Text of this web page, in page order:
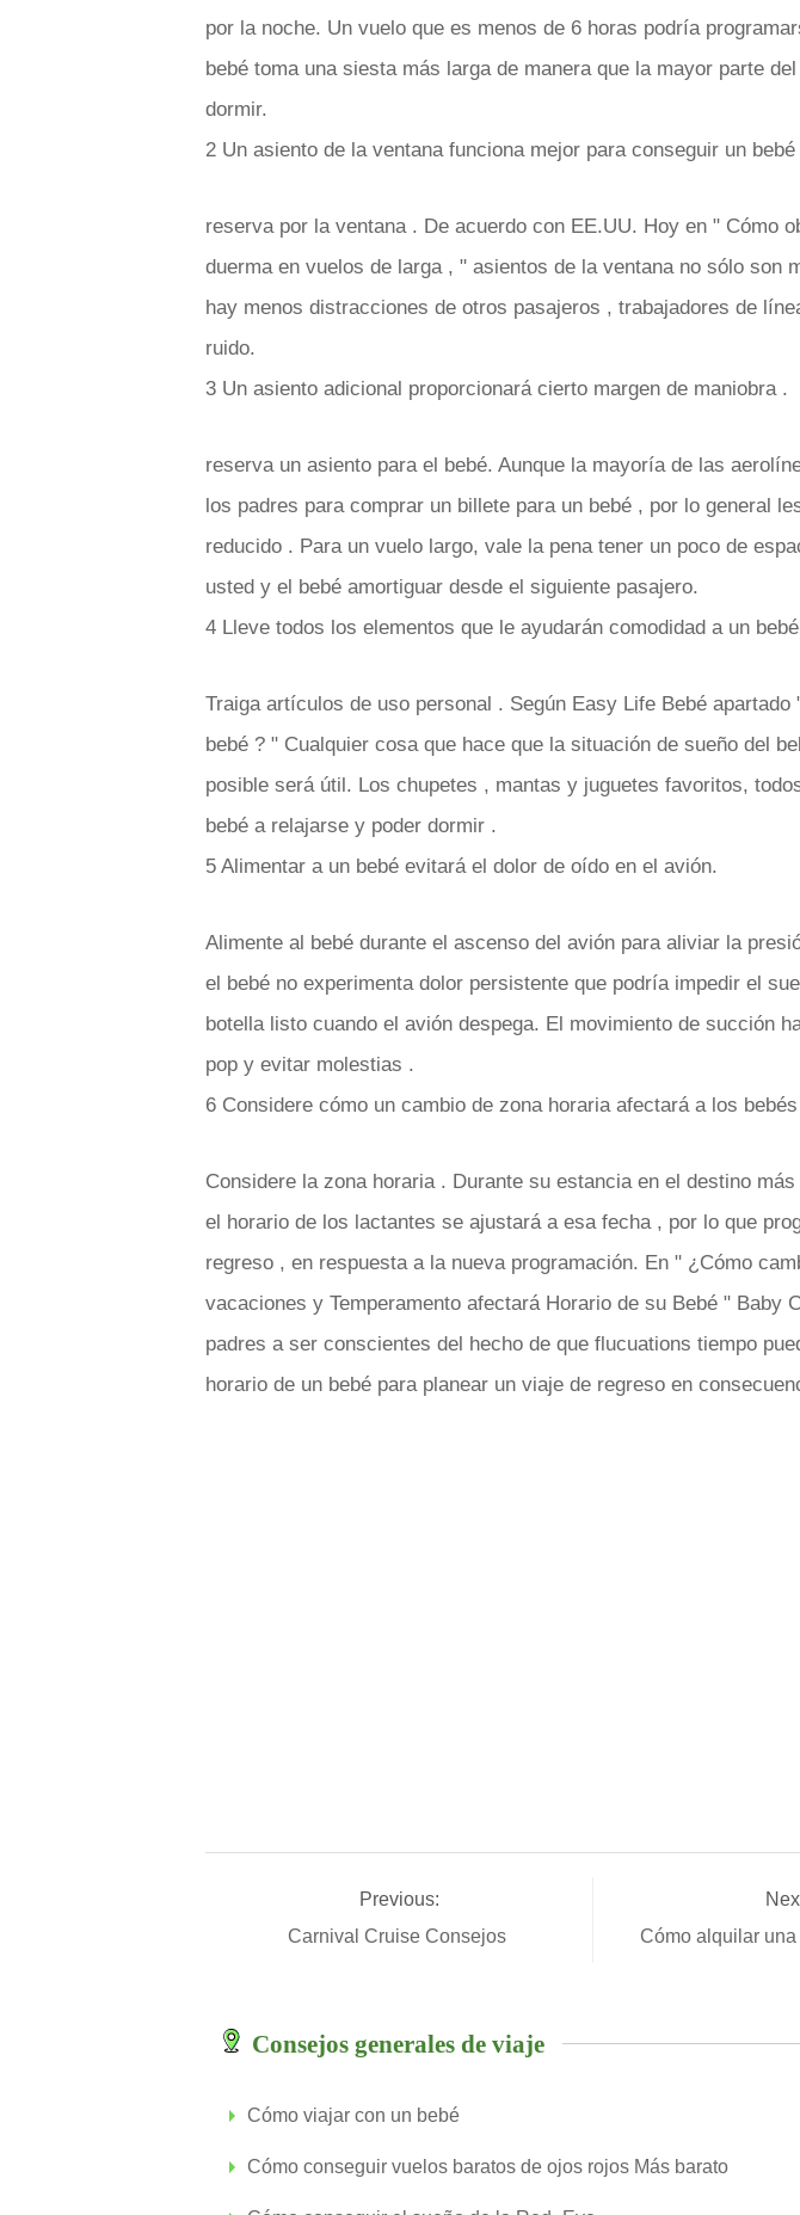
por la noche. Un vuelo que es menos de 6 horas podría
bebé toma una siesta más larga de manera que la mayor parte
dormir.
2 Un asiento de la ventana funciona mejor para conseguir un
reserva por la ventana . De acuerdo con EE.UU. Hoy en " Cómo
duerma en vuelos de larga , " asientos de la ventana no sólo son
hay menos distracciones de otros pasajeros , trabajadores de
ruido.
3 Un asiento adicional proporcionará cierto margen de maniobra .
reserva un asiento para el bebé. Aunque la mayoría de las
los padres para comprar un billete para un bebé , por lo general
reducido . Para un vuelo largo, vale la pena tener un poco de
usted y el bebé amortiguar desde el siguiente pasajero.
4 Lleve todos los elementos que le ayudarán comodidad a un
Traiga artículos de uso personal . Según Easy Life Bebé apartado
bebé ? " Cualquier cosa que hace que la situación de sueño del
posible será útil. Los chupetes , mantas y juguetes favoritos,
bebé a relajarse y poder dormir .
5 Alimentar a un bebé evitará el dolor de oído en el avión.
Alimente al bebé durante el ascenso del avión para aliviar la
el bebé no experimenta dolor persistente que podría impedir el
botella listo cuando el avión despega. El movimiento de succión
pop y evitar molestias .
6 Considere cómo un cambio de zona horaria afectará a los
Considere la zona horaria . Durante su estancia en el destino
el horario de los lactantes se ajustará a esa fecha , por lo que
regreso , en respuesta a la nueva programación. En " ¿Cómo
vacaciones y Temperamento afectará Horario de su Bebé " Baby
padres a ser conscientes del hecho de que flucuations tiempo
horario de un bebé para planear un viaje de regreso en
Previous:
Carnival Cruise Consejos
Cómo alquilar
Consejos generales de viaje
Cómo viajar con un bebé
Cómo conseguir vuelos baratos de ojos rojos Más barato